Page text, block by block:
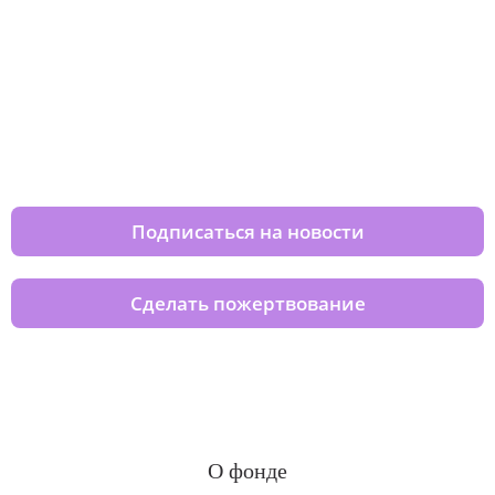
Подписаться на новости
Сделать пожертвование
О фонде